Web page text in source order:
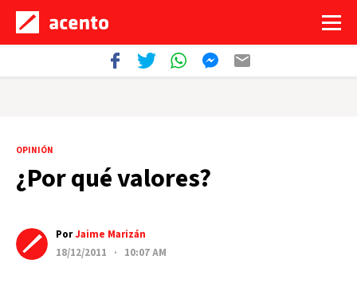
OPINIÓN
¿Por qué valores?
PorJaime Marizán
18/12/2011 · 10:07 AM